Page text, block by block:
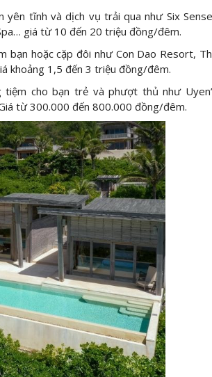
yên tĩnh và dịch vụ trải qua như Six
giá từ 10 đến 20 triệu đồng/đêm.
bạn hoặc cặp đôi như Con Dao Resort,
khoảng 1,5 đến 3 triệu đồng/đêm.
cho bạn trẻ và phượt thủ như
từ 300.000 đến 800.000 đồng/đêm.